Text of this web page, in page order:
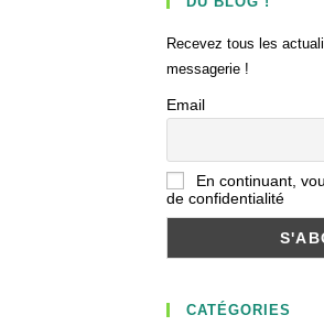
Recevez tous les
messagerie !
Email
En continuant,
de confidentialité
CATÉGORIES